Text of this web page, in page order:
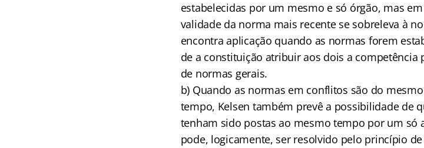
estabelecidas por um mesmo e só órgão, mas
validade da norma mais recente se sobreleva à
encontra aplicação quando as normas forem
de a constituição atribuir aos dois a
de normas gerais.
b) Quando as normas em conflitos são do
tempo, Kelsen também prevê a possibilidade de
tenham sido postas ao mesmo tempo por um só
pode, logicamente, ser resolvido pelo princípio